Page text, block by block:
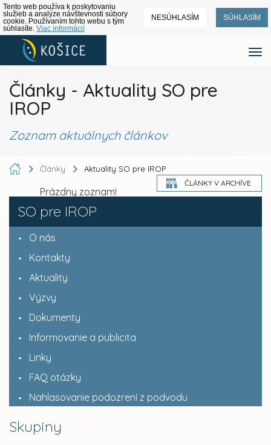
Tento web používa k poskytovaniu
služieb a analýze návštevnosti súbory
cookie. Používaním tohto webu s tým
súhlasíte. Viac informácií
NESÚHLASÍM SÚHLASÍM
Články - Aktuality SO pre
IROP
Zoznam aktuálnych článkov
SO pre IROP
O nás
Kontakty
Aktuality
Výzvy
Dokumenty
Informovanie a publicita
Linky
FAQ otázky
Nahlasovanie podozrení z podvodu
Skupiny
Články Aktuality SO pre IROP
ČLÁNKY V ARCHÍVE
Prázdny zoznam!